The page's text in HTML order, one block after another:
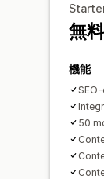
無料
機能
50